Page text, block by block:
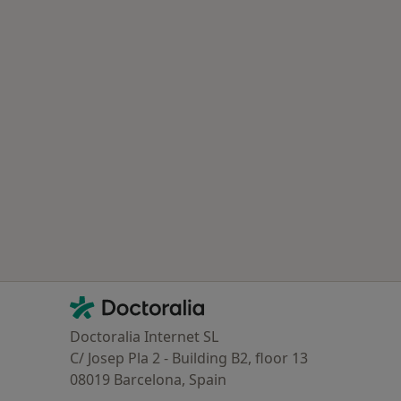
Contacto
Doctoralia - Homepage
Doctoralia Internet SL
C/ Josep Pla 2 - Building B2, floor 13
08019 Barcelona, Spain